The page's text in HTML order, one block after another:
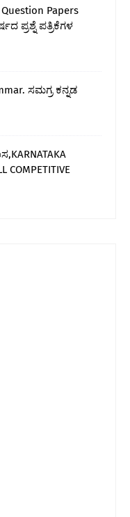
Question Papers
ಪ್ರಶ್ನೆ ಪತ್ರಿಕೆಗಳ
ಸಮಗ್ರ ಕನ್ನಡ
COMPETITIVE